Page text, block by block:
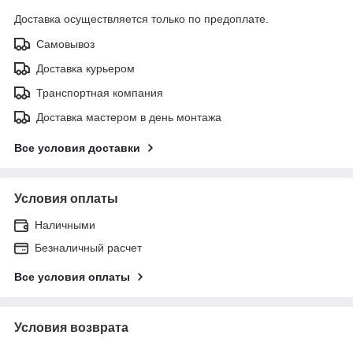
Доставка осуществляется только по предоплате.
Самовывоз
Доставка курьером
Транспортная компания
Доставка мастером в день монтажа
Все условия доставки
Условия оплаты
Наличными
Безналичный расчет
Все условия оплаты
Условия возврата